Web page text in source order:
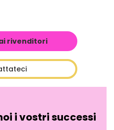
rivenditori
i vostri successi